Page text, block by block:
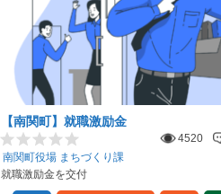
【南関町】就職激励金
4520
南関町役場 まちづくり課
就職激励金を交付